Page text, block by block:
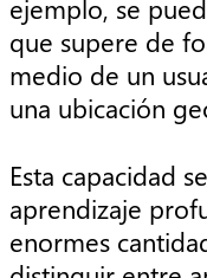
ejemplo, se
que supere de
medio de un
una ubicación
Esta capacidad
aprendizaje
enormes